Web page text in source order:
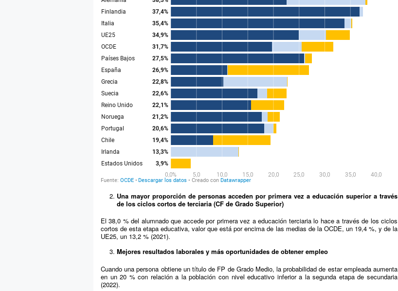
Una mayor proporción de personas acceden por primera vez a educación superior a través
de los ciclos cortos de terciaria (CF de Grado Superior)
El 38,0 % del alumnado que accede por primera vez a educación terciaria lo hace a través de los ciclos
cortos de esta etapa educativa, valor que está por encima de las medias de la OCDE, un 19,4 %, y de la
UE25, un 13,2 % (2021).
Mejores resultados laborales y más oportunidades de obtener empleo
Cuando una persona obtiene un título de FP de Grado Medio, la probabilidad de estar empleada aumenta
en un 20 % con relación a la población con nivel educativo inferior a la segunda etapa de secundaria
(2022).